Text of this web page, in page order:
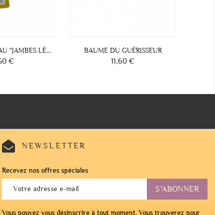
BAUME À LÈVRES
KIT BOUFFÉES DE CHALEUR
NEWSLETTER
Recevez nos offres spéciales
Vous pouvez vous désinscrire à tout moment. Vous trouverez pour